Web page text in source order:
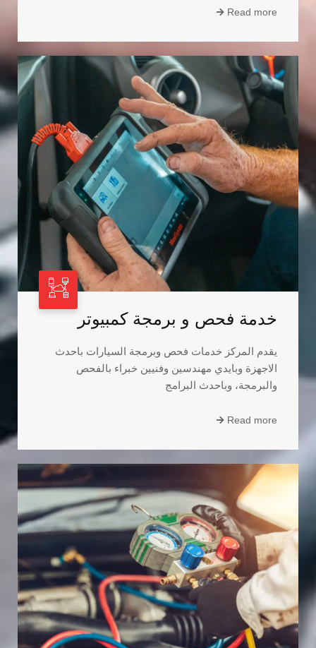
Read more
خدمة فحص و برمجة كمبيوتر
يقدم المركز خدمات فحص وبرمجة السيارات باحدث
الاجهزة وبايدي مهندسين وفنيين خبراء بالفحص
والبرمجة، وباحدث البرامج
Read more